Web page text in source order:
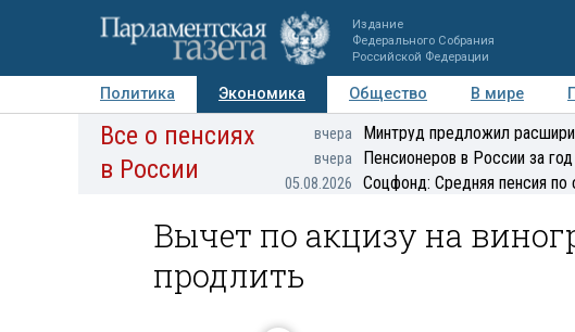
Издание
Федерального Собрания
Российской Федерации
Политика Экономика Общество В мире
Авторы Персоны Мнения Регионы
Все о пенсиях
в России
вчера Минтруд предложил
вчера Пенсионеров в России за
05.08.2026 Соцфонд: Средняя пенсия по
Вычет по акцизу на
продлить